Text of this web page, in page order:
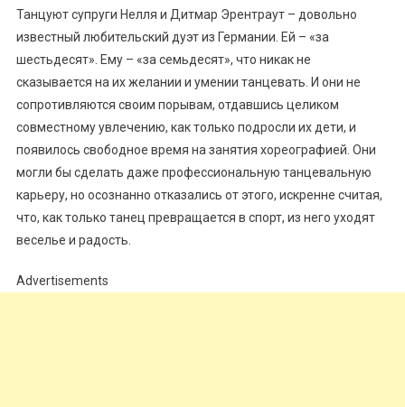
Танцуют супруги Нелля и Дитмар Эрентраут – довольно
известный любительский дуэт из Германии. Ей – «за
шестьдесят». Ему – «за семьдесят», что никак не
сказывается на их желании и умении танцевать. И они не
сопротивляются своим порывам, отдавшись целиком
совместному увлечению, как только подросли их дети, и
появилось свободное время на занятия хореографией. Они
могли бы сделать даже профессиональную танцевальную
карьеру, но осознанно отказались от этого, искренне считая,
что, как только танец превращается в спорт, из него уходят
веселье и радость.
Advertisements